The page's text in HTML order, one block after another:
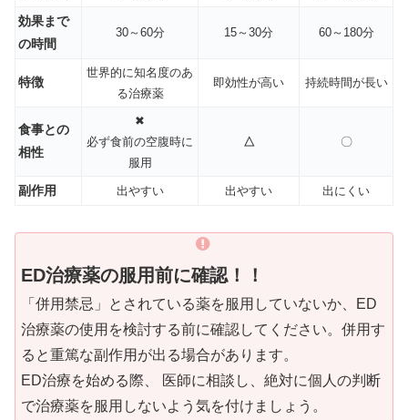
効果まで
の時間
30～60分 15～30分 60～180分
特徴
世界的に知名度のあ
る治療薬
即効性が高い 持続時間が長い
食事との
相性
✖
必ず食前の空腹時に
服用
△ 〇
副作用 出やすい 出やすい 出にくい
ED治療薬の服用前に確認！！
「併用禁忌」とされている薬を服用していないか、ED
治療薬の使用を検討する前に確認してください。併用す
ると重篤な副作用が出る場合があります。
ED治療を始める際、 医師に相談し、絶対に個人の判断
で治療薬を服用しないよう気を付けましょう。